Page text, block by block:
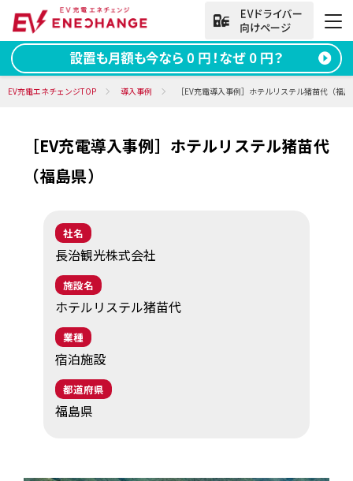
法人向けお問い合わせ
資料ダウンロード 無料お問い合わせ
電話をかける
法人向け
サービス
導入事例
EV・充電の基礎知識
設置・月額費用0円で導入できる理由
EV充電エネチェンジTOP 導入事例 ［EV充電導入事例］ホテルリステル猪苗代（福
［EV充電導入事例］ホテルリステル猪苗代
（福島県）
社名
長治観光株式会社
施設名
ホテルリステル猪苗代
業種
宿泊施設
都道府県
福島県